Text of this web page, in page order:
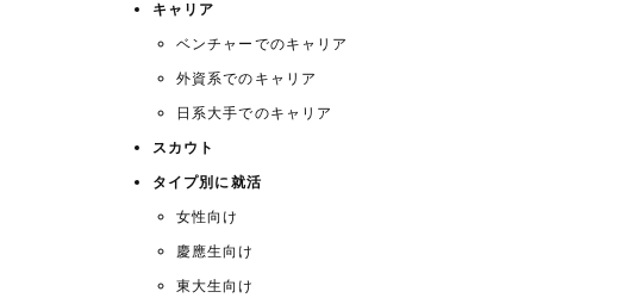
キャリア
ベンチャーでのキャリア
外資系でのキャリア
日系大手でのキャリア
スカウト
タイプ別に就活
女性向け
慶應生向け
東大生向け